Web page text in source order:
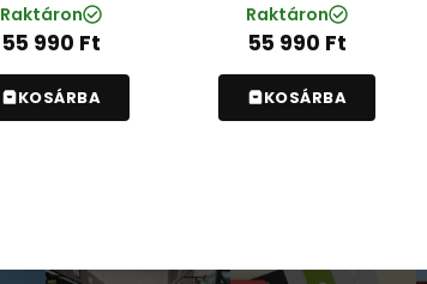
Raktáron
55 990 Ft
KOSÁRBA
Raktáron
55 990 Ft
KOSÁRBA